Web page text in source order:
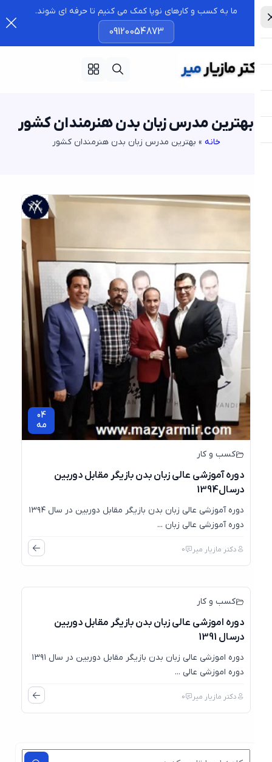
ما به کسب و کارهای نوپا کمک می کنیم تا حرفه ای شوند.
09120054873
بهترین مدرس زبان بدن هنرمندان کشور
»بهترین مدرس زبان بدن هنرمندان کشور
کسب و کار
دوره آموزشی عالی زبان بدن بازیگر مقابل دوربین
درسال1394
دوره آموزشی عالی زبان بدن بازیگر مقابل دوربین در سال ۱۳۹۴
دوره آموزشی عالی زبان ...
دکتر مازیار میر 0
30
کسب و کار
دوره اموزشی عالی زبان بدن بازیگر مقابل دوربین
درسال 1391
دوره اموزشی عالی ...
دکتر مازیار میر 0